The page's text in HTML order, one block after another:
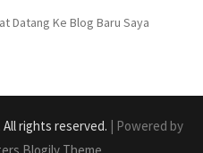
Datang Ke Blog Baru Saya
. All rights reserved. | Powered by